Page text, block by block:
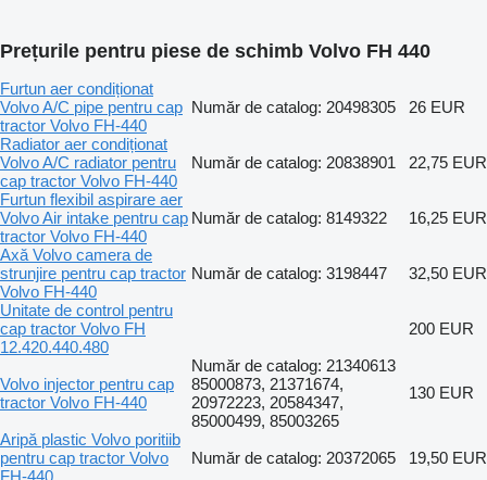
Prețurile pentru piese de schimb Volvo FH 440
Furtun aer condiționat
Volvo A/C pipe pentru cap
tractor Volvo FH-440
Număr de catalog: 20498305
26 EUR
Radiator aer condiționat
Volvo A/C radiator pentru
cap tractor Volvo FH-440
Număr de catalog: 20838901
22,75 EUR
Furtun flexibil aspirare aer
Volvo Air intake pentru cap
tractor Volvo FH-440
Număr de catalog: 8149322
16,25 EUR
Axă Volvo camera de
strunjire pentru cap tractor
Volvo FH-440
Număr de catalog: 3198447
32,50 EUR
Unitate de control pentru
cap tractor Volvo FH
12.420.440.480
200 EUR
Volvo injector pentru cap
tractor Volvo FH-440
Număr de catalog: 21340613
85000873, 21371674,
20972223, 20584347,
85000499, 85003265
130 EUR
Aripă plastic Volvo poritiib
pentru cap tractor Volvo
FH-440
Număr de catalog: 20372065 19,50 EUR